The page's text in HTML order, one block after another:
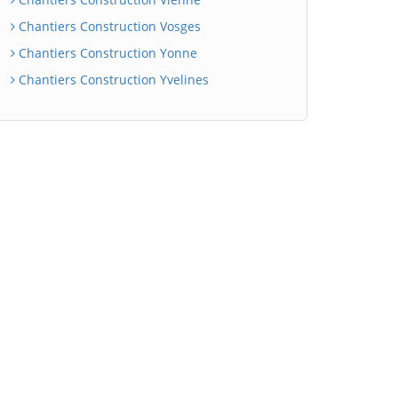
Chantiers Construction Vosges
Chantiers Construction Yonne
Chantiers Construction Yvelines